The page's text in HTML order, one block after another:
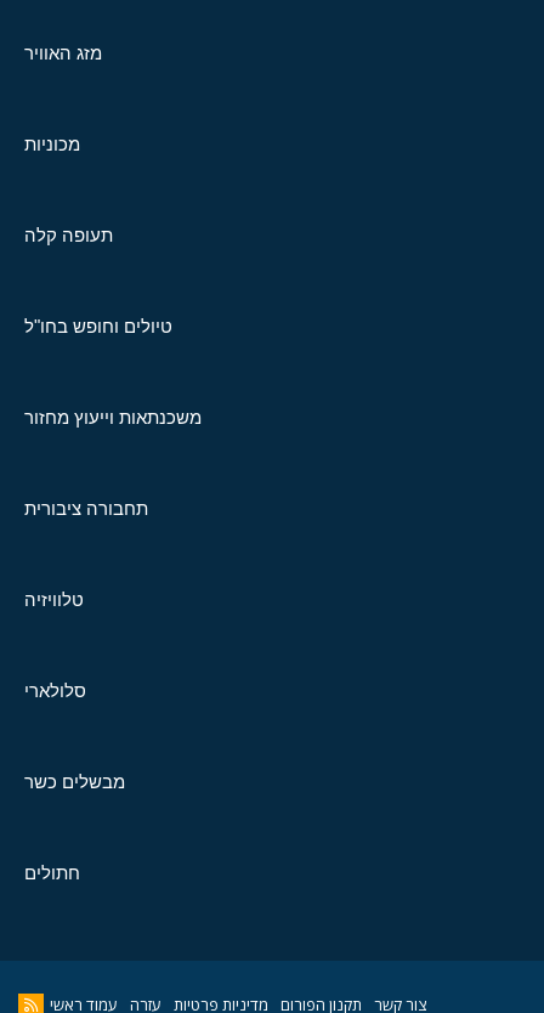
מזג האוויר
מכוניות
תעופה קלה
טיולים וחופש בחו"ל
משכנתאות וייעוץ מחזור
תחבורה ציבורית
טלוויזיה
סלולארי
מבשלים כשר
חתולים
צור קשר תקנון הפורום מדיניות פרטיות עזרה עמוד ראשי